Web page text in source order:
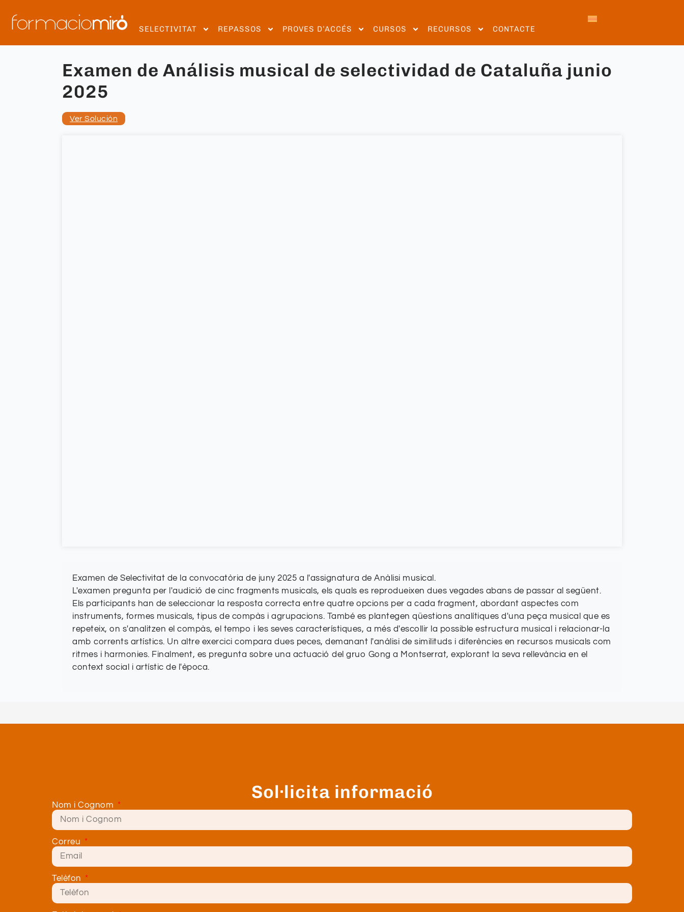
SELECTIVITAT REPASSOS PROVES D’ACCÉS CURSOS RECURSOS CONTACTE
Examen de Análisis musical de selectividad de Cataluña junio
2025
Ver Solución
Examen de Selectivitat de la convocatòria de juny 2025 a l'assignatura de Anàlisi musical.
L'examen pregunta per l'audició de cinc fragments musicals, els quals es reprodueixen dues vegades abans de passar al següent.
Els participants han de seleccionar la resposta correcta entre quatre opcions per a cada fragment, abordant aspectes com
instruments, formes musicals, tipus de compàs i agrupacions. També es plantegen qüestions analítiques d'una peça musical que es
repeteix, on s'analitzen el compàs, el tempo i les seves característiques, a més d'escollir la possible estructura musical i relacionar-la
amb corrents artístics. Un altre exercici compara dues peces, demanant l'anàlisi de similituds i diferències en recursos musicals com
ritmes i harmonies. Finalment, es pregunta sobre una actuació del gruo Gong a Montserrat, explorant la seva rellevància en el
context social i artístic de l'època.
Sol·licita informació
Nom i Cognom
Correu
Telèfon